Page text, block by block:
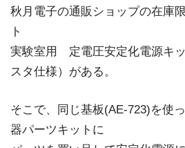
秋月電子の通販ショップの在庫
ト
実験室用 定電圧安定化電源キ
スタ仕様）がある。
そこで、同じ基板(AE-723)を使
器パーツキットに